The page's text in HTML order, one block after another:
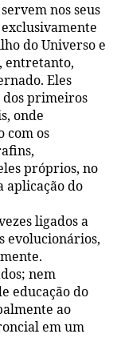
nos seus
do Universo e
entretanto,
Eles
dos primeiros
onde
com os
próprios, no
aplicação do
ligados a
evolucionários,
nem
educação do
ao
em um